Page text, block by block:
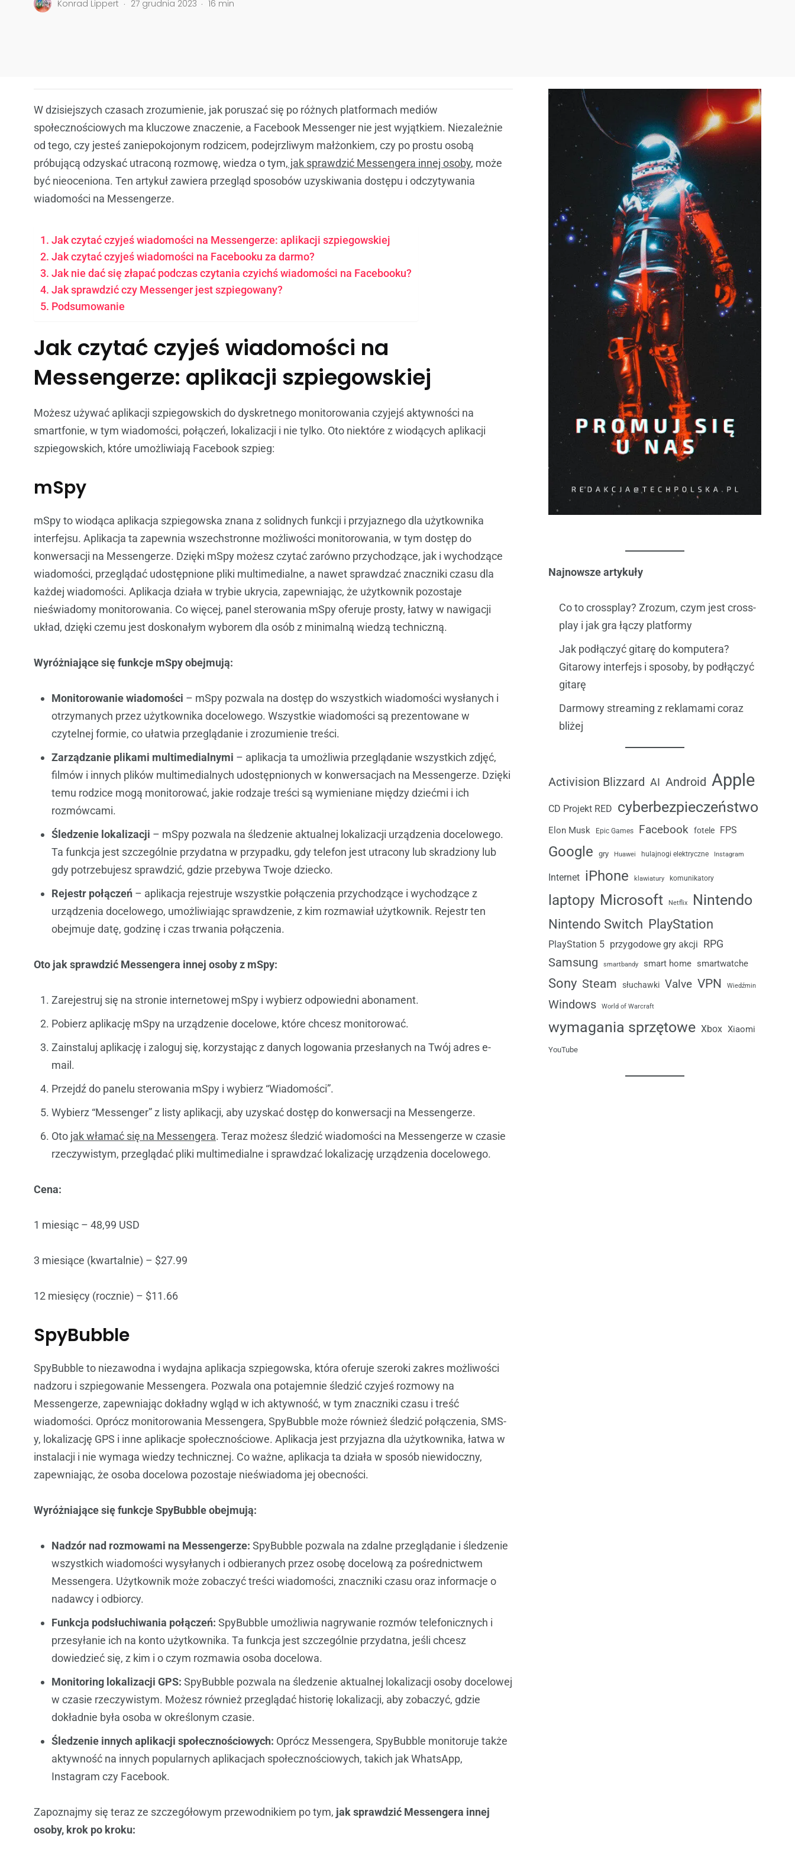
Konrad Lippert 27 grudnia 2023 16 min
W dzisiejszych czasach zrozumienie, jak poruszać się po różnych platformach mediów
społecznościowych ma kluczowe znaczenie, a Facebook Messenger nie jest wyjątkiem. Niezależnie
od tego, czy jesteś zaniepokojonym rodzicem, podejrzliwym małżonkiem, czy po prostu osobą
próbującą odzyskać utraconą rozmowę, wiedza o tym, jak sprawdzić Messengera innej osoby, może
być nieoceniona. Ten artykuł zawiera przegląd sposobów uzyskiwania dostępu i odczytywania
wiadomości na Messengerze.
Jak czytać czyjeś wiadomości na Messengerze: aplikacji szpiegowskiej
Jak czytać czyjeś wiadomości na Facebooku za darmo?
Jak nie dać się złapać podczas czytania czyichś wiadomości na Facebooku?
Jak sprawdzić czy Messenger jest szpiegowany?
Podsumowanie
Jak czytać czyjeś wiadomości na
Messengerze: aplikacji szpiegowskiej
Możesz używać aplikacji szpiegowskich do dyskretnego monitorowania czyjejś aktywności na
smartfonie, w tym wiadomości, połączeń, lokalizacji i nie tylko. Oto niektóre z wiodących aplikacji
szpiegowskich, które umożliwiają Facebook szpieg:
mSpy
mSpy to wiodąca aplikacja szpiegowska znana z solidnych funkcji i przyjaznego dla użytkownika
interfejsu. Aplikacja ta zapewnia wszechstronne możliwości monitorowania, w tym dostęp do
konwersacji na Messengerze. Dzięki mSpy możesz czytać zarówno przychodzące, jak i wychodzące
wiadomości, przeglądać udostępnione pliki multimedialne, a nawet sprawdzać znaczniki czasu dla
każdej wiadomości. Aplikacja działa w trybie ukrycia, zapewniając, że użytkownik pozostaje
nieświadomy monitorowania. Co więcej, panel sterowania mSpy oferuje prosty, łatwy w nawigacji
układ, dzięki czemu jest doskonałym wyborem dla osób z minimalną wiedzą techniczną.
Wyróżniające się funkcje mSpy obejmują:
Monitorowanie wiadomości – mSpy pozwala na dostęp do wszystkich wiadomości wysłanych i
otrzymanych przez użytkownika docelowego. Wszystkie wiadomości są prezentowane w
czytelnej formie, co ułatwia przeglądanie i zrozumienie treści.
Zarządzanie plikami multimedialnymi – aplikacja ta umożliwia przeglądanie wszystkich zdjęć,
filmów i innych plików multimedialnych udostępnionych w konwersacjach na Messengerze. Dzięki
temu rodzice mogą monitorować, jakie rodzaje treści są wymieniane między dziećmi i ich
rozmówcami.
Śledzenie lokalizacji – mSpy pozwala na śledzenie aktualnej lokalizacji urządzenia docelowego.
Ta funkcja jest szczególnie przydatna w przypadku, gdy telefon jest utracony lub skradziony lub
gdy potrzebujesz sprawdzić, gdzie przebywa Twoje dziecko.
Rejestr połączeń – aplikacja rejestruje wszystkie połączenia przychodzące i wychodzące z
urządzenia docelowego, umożliwiając sprawdzenie, z kim rozmawiał użytkownik. Rejestr ten
obejmuje datę, godzinę i czas trwania połączenia.
Oto jak sprawdzić Messengera innej osobyz mSpy:
Zarejestruj się na stronie internetowej mSpy i wybierz odpowiedni abonament.
Pobierz aplikację mSpy na urządzenie docelowe, które chcesz monitorować.
Zainstaluj aplikację i zaloguj się, korzystając z danych logowania przesłanych na Twój adres e-
mail.
Przejdź do panelu sterowania mSpy i wybierz “Wiadomości”.
Wybierz “Messenger” z listy aplikacji, aby uzyskać dostęp do konwersacji na Messengerze.
Oto jak włamać się na Messengera. Teraz możesz śledzić wiadomości na Messengerze w czasie
rzeczywistym, przeglądać pliki multimedialne i sprawdzać lokalizację urządzenia docelowego.
Cena:
1 miesiąc – 48,99 USD
3 miesiące (kwartalnie) – $27.99
12 miesięcy (rocznie) – $11.66
SpyBubble
SpyBubble to niezawodna i wydajna aplikacja szpiegowska, która oferuje szeroki zakres możliwości
nadzoru i szpiegowanie Messengera. Pozwala ona potajemnie śledzić czyjeś rozmowy na
Messengerze, zapewniając dokładny wgląd w ich aktywność, w tym znaczniki czasu i treść
wiadomości. Oprócz monitorowania Messengera, SpyBubble może również śledzić połączenia, SMS-
y, lokalizację GPS i inne aplikacje społecznościowe. Aplikacja jest przyjazna dla użytkownika, łatwa w
instalacji i nie wymaga wiedzy technicznej. Co ważne, aplikacja ta działa w sposób niewidoczny,
zapewniając, że osoba docelowa pozostaje nieświadoma jej obecności.
Wyróżniające się funkcje SpyBubble obejmują:
Nadzór nad rozmowami na Messengerze: SpyBubble pozwala na zdalne przeglądanie i śledzenie
wszystkich wiadomości wysyłanych i odbieranych przez osobę docelową za pośrednictwem
Messengera. Użytkownik może zobaczyć treści wiadomości, znaczniki czasu oraz informacje o
nadawcy i odbiorcy.
Funkcja podsłuchiwania połączeń: SpyBubble umożliwia nagrywanie rozmów telefonicznych i
przesyłanie ich na konto użytkownika. Ta funkcja jest szczególnie przydatna, jeśli chcesz
dowiedzieć się, z kim i o czym rozmawia osoba docelowa.
Monitoring lokalizacji GPS: SpyBubble pozwala na śledzenie aktualnej lokalizacji osoby docelowej
w czasie rzeczywistym. Możesz również przeglądać historię lokalizacji, aby zobaczyć, gdzie
dokładnie była osoba w określonym czasie.
Śledzenie innych aplikacji społecznościowych: Oprócz Messengera, SpyBubble monitoruje także
aktywność na innych popularnych aplikacjach społecznościowych, takich jak WhatsApp,
Instagram czy Facebook.
Zapoznajmy się teraz ze szczegółowym przewodnikiem po tym, jak sprawdzić Messengera innej
osoby, krok po kroku:
Najnowsze artykuły
Co to crossplay? Zrozum, czym jest cross-
play i jak gra łączy platformy
Jak podłączyć gitarę do komputera?
Gitarowy interfejs i sposoby, by podłączyć
gitarę
Darmowy streaming z reklamami coraz
bliżej
Activision Blizzard AI Android Apple
CD Projekt RED cyberbezpieczeństwo
Elon Musk Epic Games Facebook fotele FPS
Google gry Huawei hulajnogi elektryczne Instagram
Internet iPhone klawiatury komunikatory
laptopy Microsoft Netflix Nintendo
Nintendo Switch PlayStation
PlayStation 5 przygodowe gry akcji RPG
Samsung smartbandy smart home smartwatche
Sony Steam słuchawki Valve VPN Wiedźmin
Windows World of Warcraft
wymagania sprzętowe Xbox Xiaomi
YouTube